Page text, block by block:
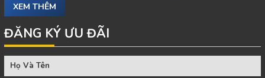
XEM THÊM
ĐĂNG KÝ ƯU ĐÃI